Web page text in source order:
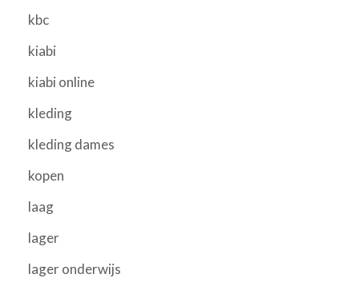
kbc
kiabi
kiabi online
kleding
kleding dames
kopen
laag
lager
lager onderwijs